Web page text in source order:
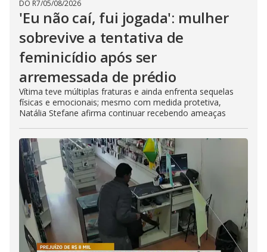
DO R7/05/08/2026
'Eu não caí, fui jogada': mulher
sobrevive a tentativa de
feminicídio após ser
arremessada de prédio
Vítima teve múltiplas fraturas e ainda enfrenta sequelas
físicas e emocionais; mesmo com medida protetiva,
Natália Stefane afirma continuar recebendo ameaças